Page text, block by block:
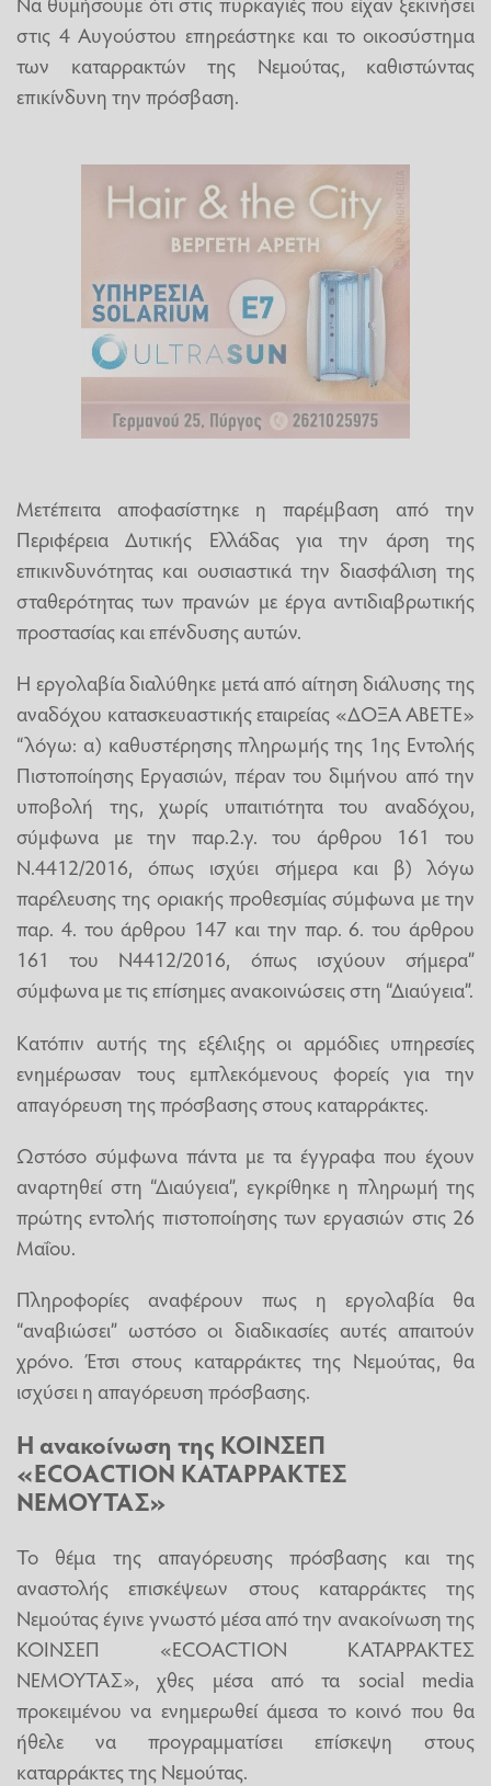
στις 4 Αυγούστου επηρεάστηκε και το οικοσύστημα
των καταρρακτών της Νεμούτας, καθιστώντας
επικίνδυνη την πρόσβαση.
Μετέπειτα αποφασίστηκε η παρέμβαση από την
Περιφέρεια Δυτικής Ελλάδας για την άρση της
επικινδυνότητας και ουσιαστικά την διασφάλιση της
σταθερότητας των πρανών με έργα αντιδιαβρωτικής
προστασίας και επένδυσης αυτών.
Η εργολαβία διαλύθηκε μετά από αίτηση διάλυσης της
αναδόχου κατασκευαστικής εταιρείας «ΔΟΞΑ ΑΒΕΤΕ»
“λόγω: α) καθυστέρησης πληρωμής της 1ης Εντολής
Πιστοποίησης Εργασιών, πέραν του διμήνου από την
υποβολή της, χωρίς υπαιτιότητα του αναδόχου,
σύμφωνα με την παρ.2.γ. του άρθρου 161 του
Ν.4412/2016, όπως ισχύει σήμερα και β) λόγω
παρέλευσης της οριακής προθεσμίας σύμφωνα με την
παρ. 4. του άρθρου 147 και την παρ. 6. του άρθρου
161 του Ν4412/2016, όπως ισχύουν σήμερα”
σύμφωνα με τις επίσημες ανακοινώσεις στη “Διαύγεια”.
Κατόπιν αυτής της εξέλιξης οι αρμόδιες υπηρεσίες
ενημέρωσαν τους εμπλεκόμενους φορείς για την
απαγόρευση της πρόσβασης στους καταρράκτες.
Ωστόσο σύμφωνα πάντα με τα έγγραφα που έχουν
αναρτηθεί στη “Διαύγεια”, εγκρίθηκε η πληρωμή της
πρώτης εντολής πιστοποίησης των εργασιών στις 26
Μαΐου.
Πληροφορίες αναφέρουν πως η εργολαβία θα
“αναβιώσει” ωστόσο οι διαδικασίες αυτές απαιτούν
χρόνο. Έτσι στους καταρράκτες της Νεμούτας, θα
ισχύσει η απαγόρευση πρόσβασης.
Η ανακοίνωση της ΚΟΙΝΣΕΠ
«ECOACTION ΚΑΤΑΡΡΑΚΤΕΣ
ΝΕΜΟΥΤΑΣ»
Το θέμα της απαγόρευσης πρόσβασης και της
αναστολής επισκέψεων στους καταρράκτες της
Νεμούτας έγινε γνωστό μέσα από την ανακοίνωση της
ΚΟΙΝΣΕΠ «ECOACTION ΚΑΤΑΡΡΑΚΤΕΣ
ΝΕΜΟΥΤΑΣ», χθες μέσα από τα social media
προκειμένου να ενημερωθεί άμεσα το κοινό που θα
ήθελε να προγραμματίσει επίσκεψη στους
καταρράκτες της Νεμούτας.